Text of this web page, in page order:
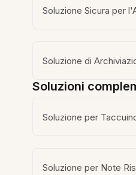
Soluzione Sicura per
Soluzione di
Soluzioni
Soluzione per
Soluzione per Note